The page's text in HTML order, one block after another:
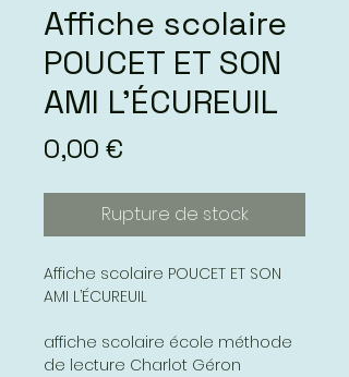
Affiche scolaire
POUCET ET SON
AMI L’ÉCUREUIL
0,00 €
Rupture de stock
Affiche scolaire POUCET ET SON
AMI L’ÉCUREUIL
affiche scolaire école méthode
de lecture Charlot Géron